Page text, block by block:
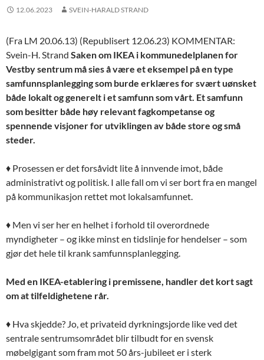
12.06.2023 SVEIN-HARALD STRAND
(Fra LM 20.06.13) (Republisert 12.06.23) KOMMENTAR:
Svein-H. Strand Saken om IKEA i kommunedelplanen for
Vestby sentrum må sies å være et eksempel på en type
samfunnsplanlegging som burde erklæres for svært uønsket
både lokalt og generelt i et samfunn som vårt. Et samfunn
som besitter både høy relevant fagkompetanse og
spennende visjoner for utviklingen av både store og små
steder.
♦ Prosessen er det forsåvidt lite å innvende imot, både
administrativt og politisk. I alle fall om vi ser bort fra en mangel
på kommunikasjon rettet mot lokalsamfunnet.
♦ Men vi ser her en helhet i forhold til overordnede
myndigheter – og ikke minst en tidslinje for hendelser – som
gjør det hele til krank samfunnsplanlegging.
Med en IKEA-etablering i premissene, handler det kort sagt
om at tilfeldighetene rår.
♦ Hva skjedde? Jo, et privateid dyrkningsjorde like ved det
sentrale sentrumsområdet blir tilbudt for en svensk
møbelgigant som fram mot 50 års-jubileet er i sterk